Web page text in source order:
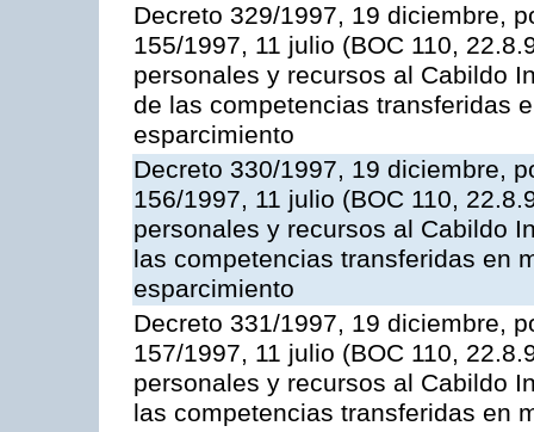
Decreto 329/1997, 19 diciembre,
155/1997, 11 julio (BOC 110,
personales y recursos al Cabildo
de las competencias transferidas
esparcimiento
Decreto 330/1997, 19 diciembre,
156/1997, 11 julio (BOC 110,
personales y recursos al Cabildo
las competencias transferidas en
esparcimiento
Decreto 331/1997, 19 diciembre,
157/1997, 11 julio (BOC 110,
personales y recursos al Cabildo
las competencias transferidas en